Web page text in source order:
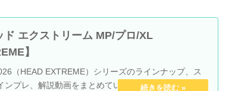
ド エクストリーム MP/プロ/XL
】
（HEAD EXTREME）シリーズのラインナップ、ス
ンプレ、解説動画をまとめていきます。